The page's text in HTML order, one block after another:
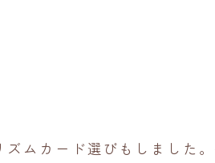
ムカード選びもしました